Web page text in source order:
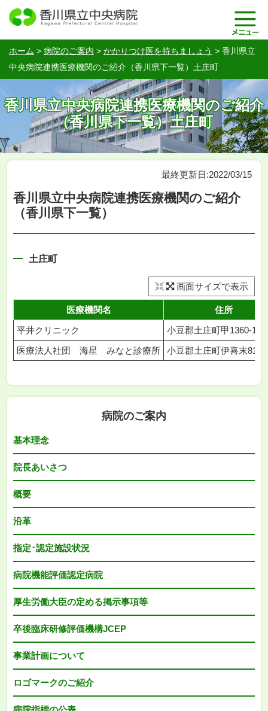
ホーム > 病院のご案内 > かかりつけ医を持ちましょう > 香川県立
中央病院連携医療機関のご紹介（香川県下一覧）土庄町
香川県立中央病院連携医療機関のご紹介
（香川県下一覧）土庄町
最終更新日:2022/03/15
香川県立中央病院連携医療機関のご紹介
（香川県下一覧）
土庄町
画面サイズで表示
医療機関名
住所
平井クリニック
小豆郡土庄町甲1360-105
医療法人社団 海星 みなと診療所
小豆郡土庄町伊喜末81番
病院のご案内
基本理念
院長あいさつ
概要
沿革
指定･認定施設状況
病院機能評価認定病院
厚生労働大臣の定める掲示事項等
卒後臨床研修評価機構JCEP
事業計画について
ロゴマークのご紹介